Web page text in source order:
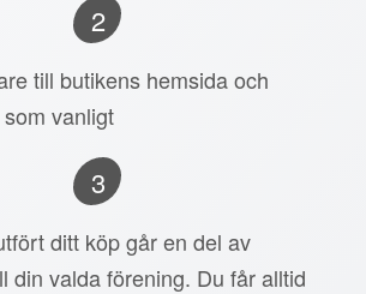
2
till butikens hemsida och
vanligt
3
ditt köp går en del av
din valda förening. Du får alltid